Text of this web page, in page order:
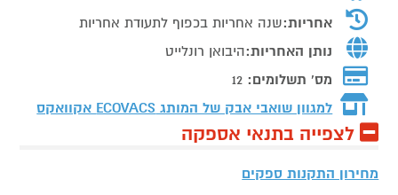
אחריות:שנה אחריות בכפוף לתעודת אחריות
נותן האחריות:היבואן רונלייט
מס' תשלומים: 12
למגוון שואבי אבק של המותג ECOVACS אקוואקס
לצפייה בתנאי אספקה
מחירון התקנות ספקים